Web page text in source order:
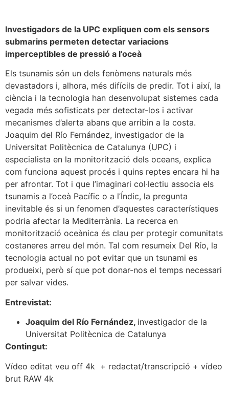
Investigadors de la UPC expliquen com els sensors
submarins permeten detectar variacions
imperceptibles de pressió a l’oceà
Els tsunamis són un dels fenòmens naturals més
devastadors i, alhora, més difícils de predir. Tot i així, la
ciència i la tecnologia han desenvolupat sistemes cada
vegada més sofisticats per detectar-los i activar
mecanismes d’alerta abans que arribin a la costa.
Joaquim del Río Fernández, investigador de la
Universitat Politècnica de Catalunya (UPC) i
especialista en la monitorització dels oceans, explica
com funciona aquest procés i quins reptes encara hi ha
per afrontar. Tot i que l’imaginari col·lectiu associa els
tsunamis a l’oceà Pacífic o a l’Índic, la pregunta
inevitable és si un fenomen d’aquestes característiques
podria afectar la Mediterrània. La recerca en
monitorització oceànica és clau per protegir comunitats
costaneres arreu del món. Tal com resumeix Del Río, la
tecnologia actual no pot evitar que un tsunami es
produeixi, però sí que pot donar-nos el temps necessari
per salvar vides.
Entrevistat:
Joaquim del Río Fernández, investigador de la
Universitat Politècnica de Catalunya
Contingut:
Vídeo editat veu off 4k + redactat/transcripció + vídeo
brut RAW 4k